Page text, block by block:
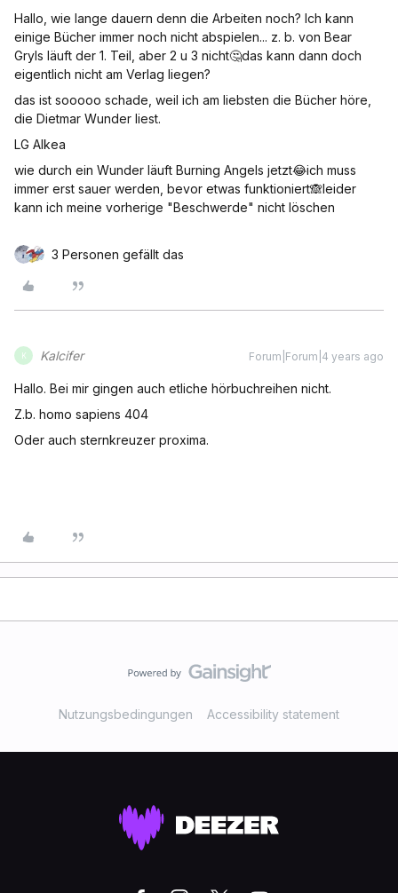
Hallo, wie lange dauern denn die Arbeiten noch? Ich kann
einige Bücher immer noch nicht abspielen... z. b. von Bear
Gryls läuft der 1. Teil, aber 2 u 3 nicht🤔das kann dann doch
eigentlich nicht am Verlag liegen?
das ist sooooo schade, weil ich am liebsten die Bücher höre,
die Dietmar Wunder liest.
LG Alkea
wie durch ein Wunder läuft Burning Angels jetzt😂ich muss
immer erst sauer werden, bevor etwas funktioniert🙈leider
kann ich meine vorherige "Beschwerde" nicht löschen
3 Personen gefällt das
K Kalcifer Forum|Forum|4 years ago
Hallo. Bei mir gingen auch etliche hörbuchreihen nicht.
Z.b. homo sapiens 404
Oder auch sternkreuzer proxima.
Nutzungsbedingungen Accessibility statement